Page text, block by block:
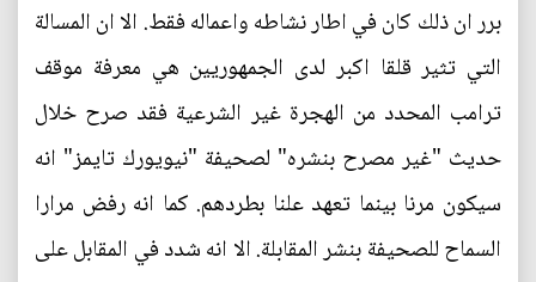
برر ان ذلك كان في اطار نشاطه واعماله فقط. الا ان المسالة
التي تثير قلقا اكبر لدى الجمهوريين هي معرفة موقف
ترامب المحدد من الهجرة غير الشرعية فقد صرح خلال
حديث "غير مصرح بنشره" لصحيفة "نيويورك تايمز" انه
سيكون مرنا بينما تعهد علنا بطردهم. كما انه رفض مرارا
السماح للصحيفة بنشر المقابلة. الا انه شدد في المقابل على